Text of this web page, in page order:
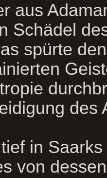
aus
Schädel
spürte
des
in
von